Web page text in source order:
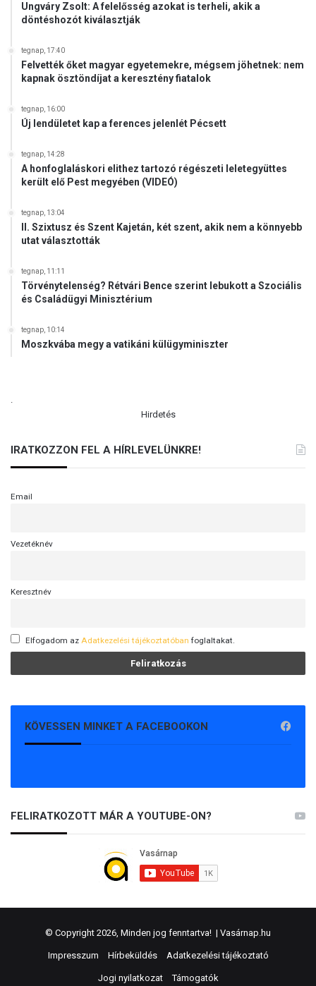
Ungváry Zsolt: A felelősség azokat is terheli, akik a
döntéshozót kiválasztják
tegnap, 17:40
Felvették őket magyar egyetemekre, mégsem jöhetnek: nem
kapnak ösztöndíjat a keresztény fiatalok
tegnap, 16:00
Új lendületet kap a ferences jelenlét Pécsett
tegnap, 14:28
A honfoglaláskori elithez tartozó régészeti leletegyüttes
került elő Pest megyében (VIDEÓ)
tegnap, 13:04
II. Szixtusz és Szent Kajetán, két szent, akik nem a könnyebb
utat választották
tegnap, 11:11
Törvénytelenség? Rétvári Bence szerint lebukott a Szociális
és Családügyi Minisztérium
tegnap, 10:14
Moszkvába megy a vatikáni külügyminiszter
.
Hirdetés
IRATKOZZON FEL A HÍRLEVELÜNKRE!
Email
Vezetéknév
Keresztnév
Elfogadom az Adatkezelési tájékoztatóban foglaltakat.
KÖVESSEN MINKET A FACEBOOKON
FELIRATKOZOTT MÁR A YOUTUBE-ON?
© Copyright 2026, Minden jog fenntartva! | Vasárnap.hu
Impresszum Hírbeküldés Adatkezelési tájékoztató
Jogi nyilatkozat Támogatók